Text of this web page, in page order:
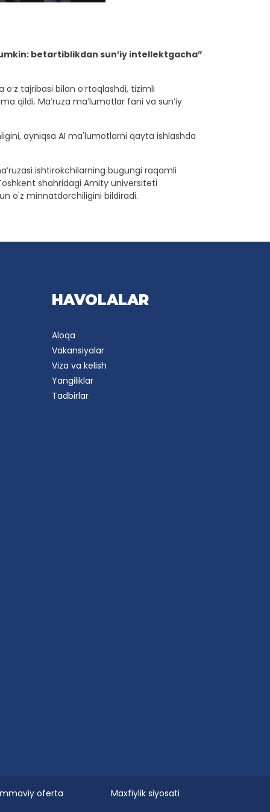
betartiblikdan sun’iy intellektgacha”
tajribasi bilan oʻrtoqlashdi, tizimli
qildi. Maʼruza maʼlumotlar fani va sunʼiy
ayniqsa AI ma'lumotlarni qayta ishlashda
ishtirokchilarning bugungi raqamli
shahridagi Amity universiteti
o'z minnatdorchiligini bildiradi.
HAVOLALAR
Aloqa
Vakansiyalar
Viza va kelish
Yangiliklar
Tadbirlar
oferta Maxfiylik siyosati